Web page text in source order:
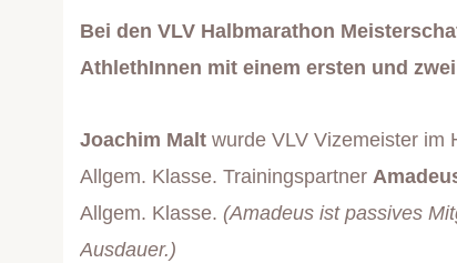
Bei den VLV Halbmarathon
AthlethInnen mit einem ersten und
Joachim Malt wurde VLV Vizemeister im
Allgem. Klasse. Trainingspartner
Allgem. Klasse. (Amadeus ist passives
Ausdauer.)